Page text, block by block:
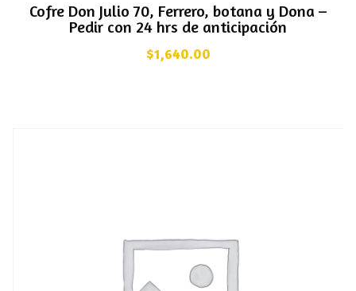
Cofre Don Julio 70, Ferrero, botana y Dona –
Pedir con 24 hrs de anticipación
$1,640.00